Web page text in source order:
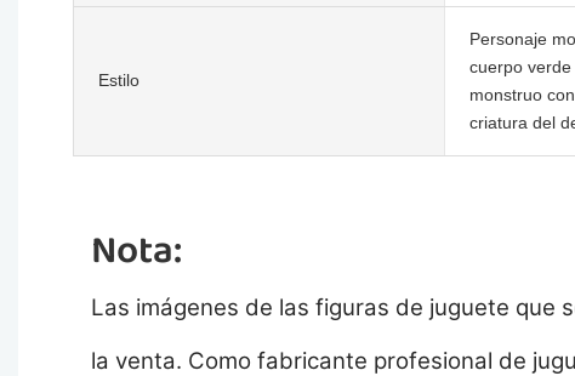
Estilo
Personaje
cuerpo
monstruo
criatura del
Nota:
Las imágenes de las figuras de juguete que
la venta. Como fabricante profesional de